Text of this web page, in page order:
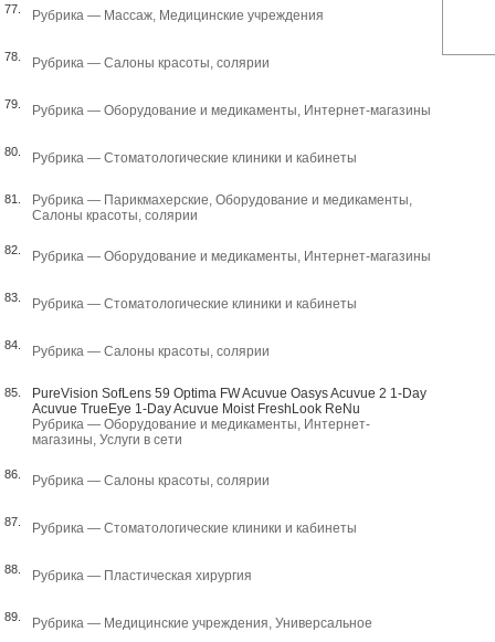
77. Рубрика — Массаж, Медицинские учреждения
78. Рубрика — Салоны красоты, солярии
79. Рубрика — Оборудование и медикаменты, Интернет-магазины
80. Рубрика — Стоматологические клиники и кабинеты
81. Рубрика — Парикмахерские, Оборудование и медикаменты,
Салоны красоты, солярии
82. Рубрика — Оборудование и медикаменты, Интернет-магазины
83. Рубрика — Стоматологические клиники и кабинеты
84. Рубрика — Салоны красоты, солярии
85.
PureVision SofLens 59 Optima FW Acuvue Oasys Acuvue 2 1-Day
Acuvue TrueEye 1-Day Acuvue Moist FreshLook ReNu
Рубрика — Оборудование и медикаменты, Интернет-
магазины, Услуги в сети
86. Рубрика — Салоны красоты, солярии
87. Рубрика — Стоматологические клиники и кабинеты
88. Рубрика — Пластическая хирургия
89. Рубрика — Медицинские учреждения, Универсальное